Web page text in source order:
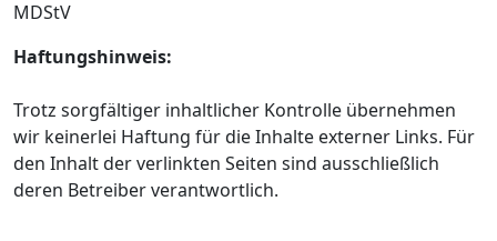
MDStV
Haftungshinweis:
Trotz sorgfältiger inhaltlicher Kontrolle übernehmen
wir keinerlei Haftung für die Inhalte externer Links. Für
den Inhalt der verlinkten Seiten sind ausschließlich
deren Betreiber verantwortlich.